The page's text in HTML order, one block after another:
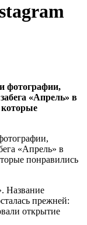
фотографии,
«Апрель» в
которые
«Апрель» в
понравились
Название
прежней:
открытие